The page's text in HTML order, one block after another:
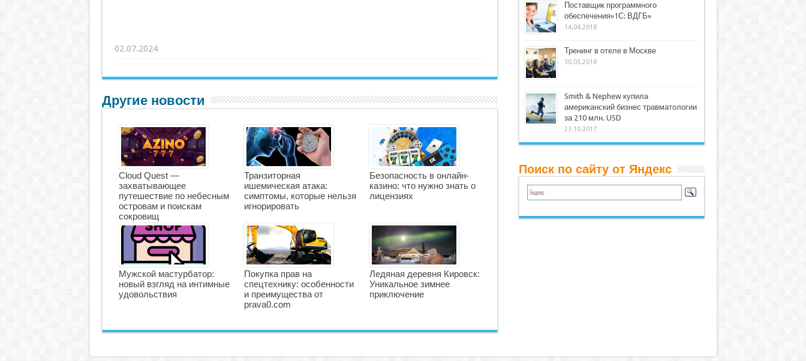
02.07.2024
Другие новости
Cloud Quest —
захватывающее
путешествие по небесным
островам и поискам
сокровищ
Транзиторная
ишемическая атака:
симптомы, которые нельзя
игнорировать
Безопасность в онлайн-
казино: что нужно знать о
лицензиях
Мужской мастурбатор:
новый взгляд на интимные
удовольствия
Покупка прав на
спецтехнику: особенности
и преимущества от
prava0.com
Ледяная деревня Кировск:
Уникальное зимнее
приключение
Поставщик программного
обеспечения»1С: ВДГБ»
14.04.2018
Тренинг в отеле в Москве
30.03.2018
Smith & Nephew купила
американский бизнес травматологии
за 210 млн. USD
23.10.2017
Поиск по сайту от Яндекс